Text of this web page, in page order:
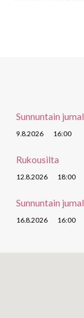
Sunnuntain
9.8.2026 16:00
Rukousilta
12.8.2026 18:00
Sunnuntain
16.8.2026 16:00